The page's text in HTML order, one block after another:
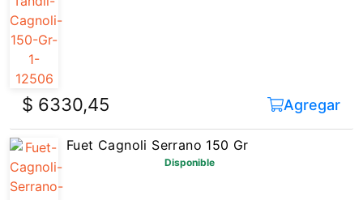
$ 6330,45 Agregar
Fuet Cagnoli Serrano 150 Gr
Disponible